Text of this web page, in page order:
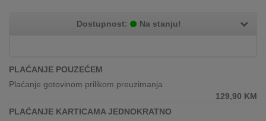
UČINKOVITOSTI
Dostupnost: Na stanju!
PLAĆANJE POUZEĆEM
Plaćanje gotovinom prilikom preuzimanja
129,90 KM
PLAĆANJE KARTICAMA JEDNOKRATNO